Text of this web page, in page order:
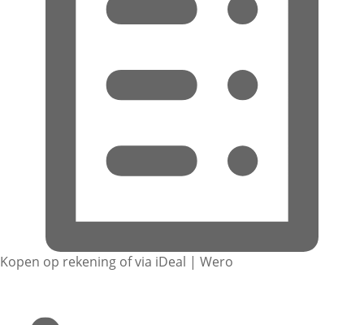
Kopen op rekening of via iDeal | Wero